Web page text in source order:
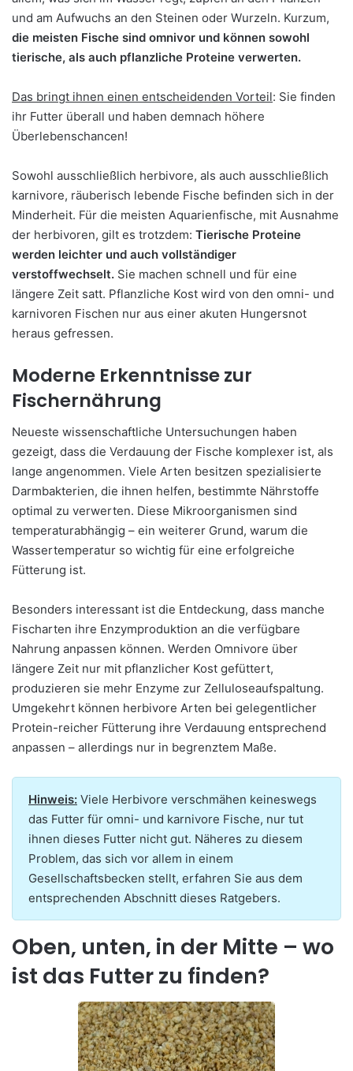
und am Aufwuchs an den Steinen oder Wurzeln. Kurzum,
die meisten Fische sind omnivor und können sowohl
tierische, als auch pflanzliche Proteine verwerten.
Das bringt ihnen einen entscheidenden Vorteil: Sie finden
ihr Futter überall und haben demnach höhere
Überlebenschancen!
Sowohl ausschließlich herbivore, als auch ausschließlich
karnivore, räuberisch lebende Fische befinden sich in der
Minderheit. Für die meisten Aquarienfische, mit Ausnahme
der herbivoren, gilt es trotzdem: Tierische Proteine
werden leichter und auch vollständiger
verstoffwechselt. Sie machen schnell und für eine
längere Zeit satt. Pflanzliche Kost wird von den omni- und
karnivoren Fischen nur aus einer akuten Hungersnot
heraus gefressen.
Moderne Erkenntnisse zur
Fischernährung
Neueste wissenschaftliche Untersuchungen haben
gezeigt, dass die Verdauung der Fische komplexer ist, als
lange angenommen. Viele Arten besitzen spezialisierte
Darmbakterien, die ihnen helfen, bestimmte Nährstoffe
optimal zu verwerten. Diese Mikroorganismen sind
temperaturabhängig – ein weiterer Grund, warum die
Wassertemperatur so wichtig für eine erfolgreiche
Fütterung ist.
Besonders interessant ist die Entdeckung, dass manche
Fischarten ihre Enzymproduktion an die verfügbare
Nahrung anpassen können. Werden Omnivore über
längere Zeit nur mit pflanzlicher Kost gefüttert,
produzieren sie mehr Enzyme zur Zelluloseaufspaltung.
Umgekehrt können herbivore Arten bei gelegentlicher
Protein-reicher Fütterung ihre Verdauung entsprechend
anpassen – allerdings nur in begrenztem Maße.
Hinweis: Viele Herbivore verschmähen keineswegs
das Futter für omni- und karnivore Fische, nur tut
ihnen dieses Futter nicht gut. Näheres zu diesem
Problem, das sich vor allem in einem
Gesellschaftsbecken stellt, erfahren Sie aus dem
entsprechenden Abschnitt dieses Ratgebers.
Oben, unten, in der Mitte – wo
ist das Futter zu finden?